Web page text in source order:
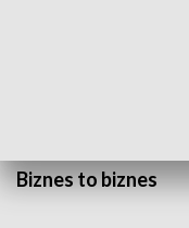
Biznes to biznes